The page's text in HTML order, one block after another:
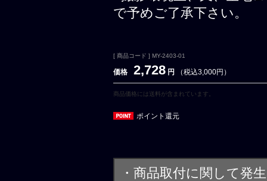
で予めご了承下さい。
[ 商品コード ] MY-2403-01
価格 2,728 円 （税込3,000円）
商品価格には送料が含まれています。
ポイント還元
・商品取付に関して発